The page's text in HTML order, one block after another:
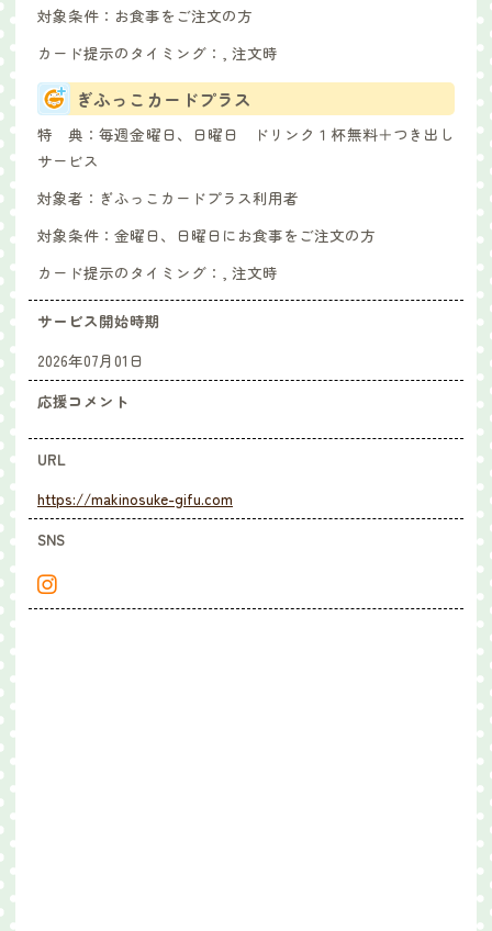
対象条件： お食事をご注文の方
カード提示のタイミング： , 注文時
ぎふっこカードプラス
特 典：毎週金曜日、日曜日 ドリンク１杯無料＋つき出し
サービス
対象者： ぎふっこカードプラス利用者
対象条件： 金曜日、日曜日にお食事をご注文の方
カード提示のタイミング： , 注文時
サービス開始時期
2026年07月01日
応援コメント
URL
https://makinosuke-gifu.com
SNS